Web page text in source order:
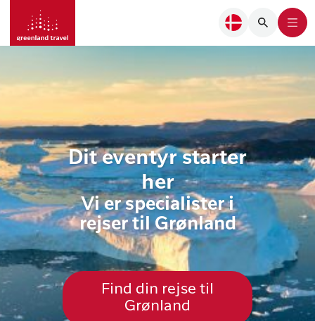
Dit eventyr starter
her
Vi er specialister i
rejser til Grønland
Find din rejse til
Grønland